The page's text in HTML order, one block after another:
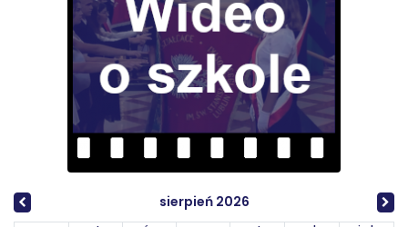
sierpień 2026